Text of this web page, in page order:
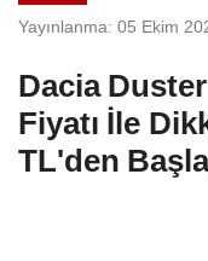
Yayınlanma: 05 Ekim
Dacia Duster
Fiyatı İle
TL'den